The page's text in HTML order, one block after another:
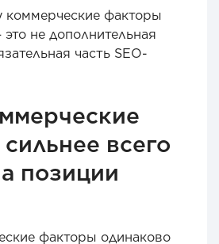
коммерческие факторы
не дополнительная
часть SEO-
всего
позиции
факторы одинаково